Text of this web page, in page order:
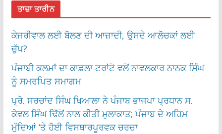
ਤਾਜ਼ਾ ਤਾਰੀਨ
ਕੇਜਰੀਵਾਲ ਲਈ ਬੋਲਣ ਦੀ ਆਜ਼ਾਦੀ, ਉਸਦੇ ਆਲੋਚਕਾਂ ਲਈ
ਚੁੱਪ?
ਪੰਜਾਬੀ ਕਲਮਾਂ ਦਾ ਕਾਫ਼ਲਾ ਟਰਾਂਟੋ ਵਲੋਂ ਨਾਵਲਕਾਰ ਨਾਨਕ ਸਿੰਘ
ਨੂੰ ਸਮਰਪਿਤ ਸਮਾਗਮ
ਪ੍ਰੋ. ਸਰਚਾਂਦ ਸਿੰਘ ਖਿਆਲਾ ਨੇ ਪੰਜਾਬ ਭਾਜਪਾ ਪ੍ਰਧਾਨ ਸ.
ਕੇਵਲ ਸਿੰਘ ਢਿੱਲੋਂ ਨਾਲ ਕੀਤੀ ਮੁਲਾਕਾਤ; ਪੰਜਾਬ ਦੇ ਅਹਿਮ
ਮੁੱਦਿਆਂ ‘ਤੇ ਹੋਈ ਵਿਸਥਾਰਪੂਰਵਕ ਚਰਚਾ